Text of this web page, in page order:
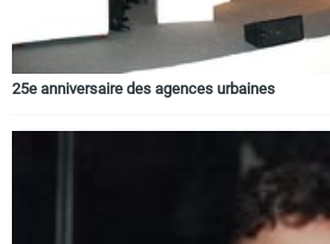
25e anniversaire des agences urbaines